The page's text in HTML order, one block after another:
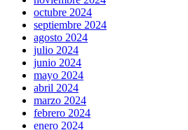
octubre 2024
septiembre 2024
agosto 2024
julio 2024
junio 2024
mayo 2024
abril 2024
marzo 2024
febrero 2024
enero 2024